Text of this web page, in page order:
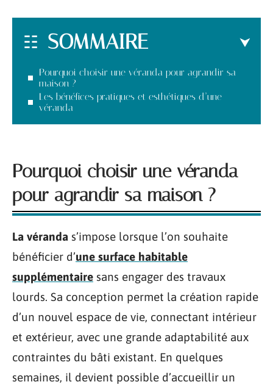
SOMMAIRE
Pourquoi choisir une véranda pour agrandir sa
maison ?
Les bénéfices pratiques et esthétiques d’une
véranda
Pourquoi choisir une véranda
pour agrandir sa maison ?
La véranda s’impose lorsque l’on souhaite
bénéficier d’une surface habitable
supplémentaire sans engager des travaux
lourds. Sa conception permet la création rapide
d’un nouvel espace de vie, connectant intérieur
et extérieur, avec une grande adaptabilité aux
contraintes du bâti existant. En quelques
semaines, il devient possible d’accueillir un